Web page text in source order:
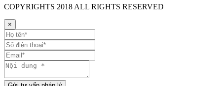
COPYRIGHTS 2018 ALL RIGHTS RESERVED
×